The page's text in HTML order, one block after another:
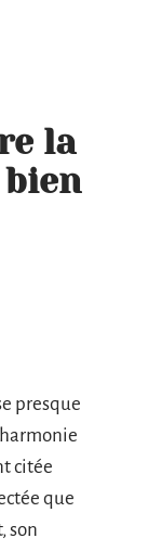
la
presque
citée
que
son